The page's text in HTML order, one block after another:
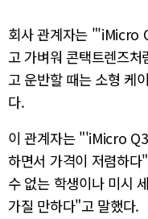
회사 관계자는 "'iMicro
고 가벼워 콘택트렌즈
고 운반할 때는 소형 케
다.
이 관계자는 "'iMicro
하면서 가격이 저렴하
수 없는 학생이나 미시
가질 만하다"고 말했다.